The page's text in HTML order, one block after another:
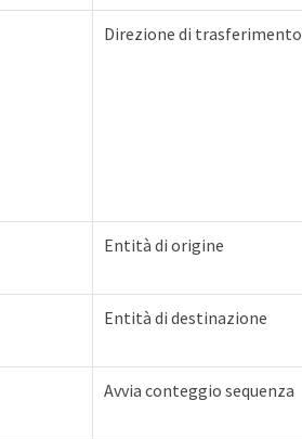
Direzione di trasferimento
Entità di origine
Entità di destinazione
Avvia conteggio sequenza